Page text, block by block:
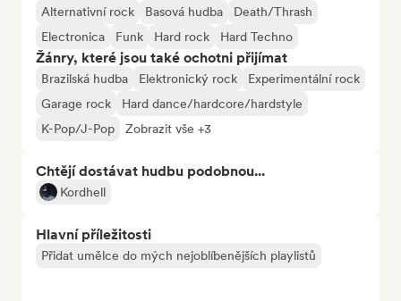
Alternativní rock Basová hudba
Death/Thrash
Electronica
Funk Hard rock Hard Techno
Žánry, které jsou také ochotni přijímat
Brazilská hudba Elektronický rock
Experimentální rock
Garage rock
Hard dance/hardcore/hardstyle
K-Pop/J-Pop
Zobrazit vše +3
Chtějí dostávat hudbu podobnou...
Kordhell
Hlavní příležitosti
Přidat umělce do mých nejoblíbenějších playlistů